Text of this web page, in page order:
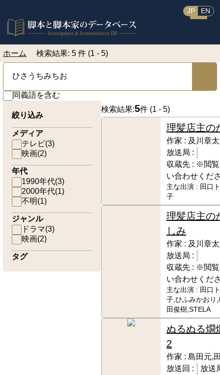
JP EN
ホーム 検索結果: 5 件 (1 - 5)
同義語を含む
絞り込み
メディア
テレビ(3)
映画(2)
年代
1990年代(3)
2000年代(1)
不明(1)
ジャンル
ドラマ(3)
映画(2)
タグ
検索結果:5件 (1 - 5)
理髪店主の
作家 : 及川章
放送局 :
収蔵先 : ※閲覧
い合わせくだ
主な出演 : 田口
子
理髪店主の
しみ
作家 : 及川章
放送局 :
収蔵先 : ※閲覧
い合わせくだ
主な出演 : 田口
子,ひふみかおり
田俊樹,STELA
ぬるぬる燗
2
作家 : 島田元,
放送回 :
放送